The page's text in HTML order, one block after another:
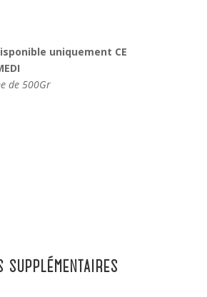
uniquement CE
de 500Gr
supplémentaires